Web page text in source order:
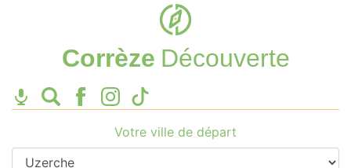
Corrèze Découverte
Votre ville de départ